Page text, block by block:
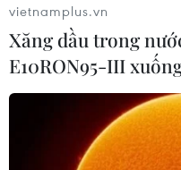
vietnamplus.vn
Xăng dầu trong
E10RON95-III